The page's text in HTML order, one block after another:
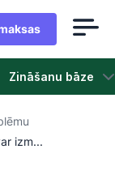
Zināšanu bāze
izm...